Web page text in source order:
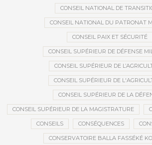
CONSEIL NATIONAL DE
CONSEIL NATIONAL DU PATRONAT
CONSEIL PAIX ET SÉCURITÉ
CONSEIL SUPÉRIEUR DE DÉFENSE
CONSEIL SUPÉRIEUR DE
CONSEIL SUPÉRIEUR DE
CONSEIL SUPÉRIEUR DE LA
CONSEIL SUPÉRIEUR DE LA MAGISTRATURE
CONSEILS CONSÉQUENCES
CONSERVATOIRE BALLA FASSÉKÉ